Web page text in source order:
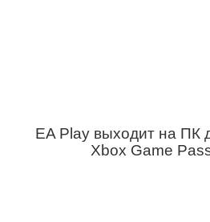
EA Play выходит на ПК
Xbox Game